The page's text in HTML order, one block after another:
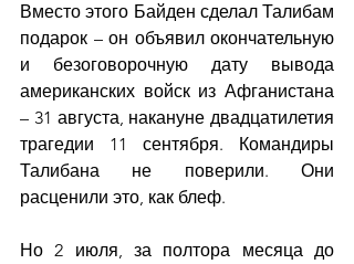
Вместо этого Байден сделал Талибам
подарок – он объявил окончательную
и безоговорочную дату вывода
американских войск из Афганистана
– 31 августа, накануне двадцатилетия
трагедии 11 сентября. Командиры
Талибана не поверили. Они
расценили это, как блеф.
Но 2 июля, за полтора месяца до